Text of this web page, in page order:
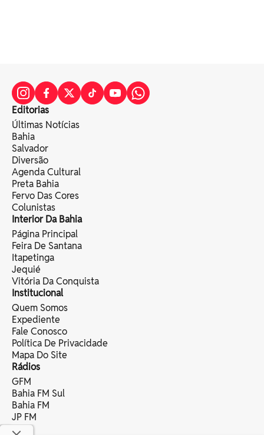
Editorias
Últimas Notícias
Bahia
Salvador
Diversão
Agenda Cultural
Preta Bahia
Fervo Das Cores
Colunistas
Interior Da Bahia
Página Principal
Feira De Santana
Itapetinga
Jequié
Vitória Da Conquista
Institucional
Quem Somos
Expediente
Fale Conosco
Política De Privacidade
Mapa Do Site
Rádios
GFM
Bahia FM Sul
Bahia FM
JP FM